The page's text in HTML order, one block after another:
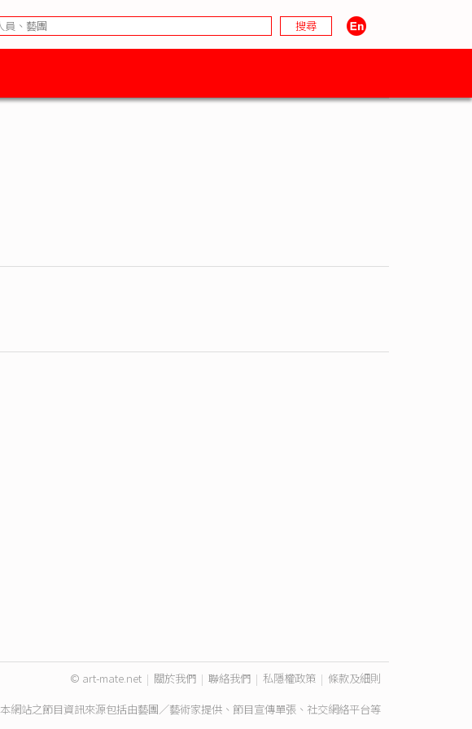
© art-mate.net | 關於我們 | 聯絡我們 | 私隱權政策 | 條款及細則
本網站之節目資訊來源包括由藝團／藝術家提供、節目宣傳單張、社交網絡平台等